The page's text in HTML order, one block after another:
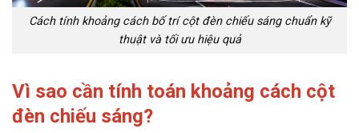
Cách tính khoảng cách bố trí cột đèn chiếu sáng chuẩn kỹ
thuật và tối ưu hiệu quả
Vì sao cần tính toán khoảng cách cột
đèn chiếu sáng?